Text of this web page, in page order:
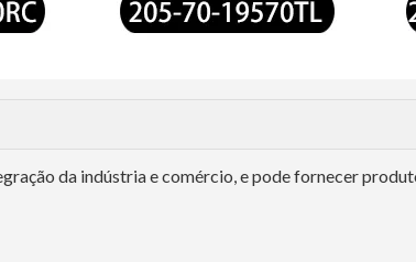
da indústria e comércio, e pode fornecer